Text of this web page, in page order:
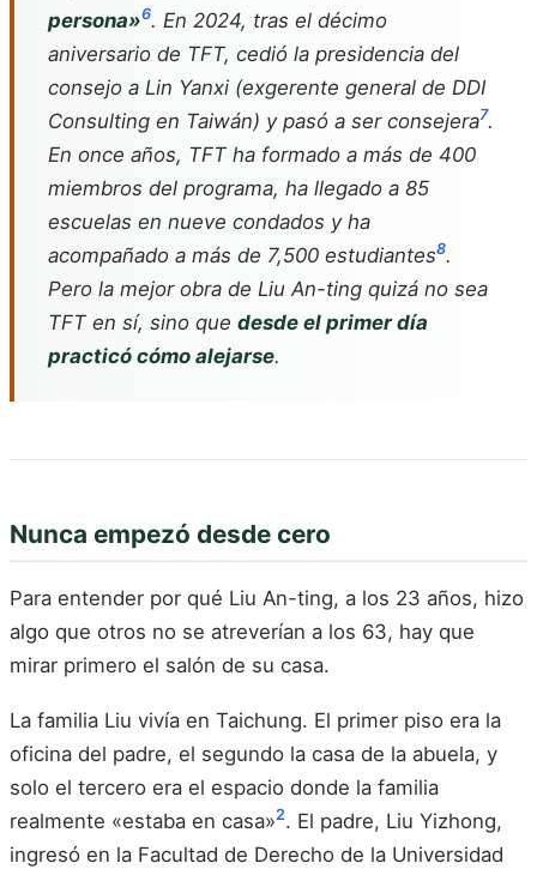
persona»6. En 2024, tras el décimo
aniversario de TFT, cedió la presidencia del
consejo a Lin Yanxi (exgerente general de DDI
Consulting en Taiwán) y pasó a ser consejera7.
En once años, TFT ha formado a más de 400
miembros del programa, ha llegado a 85
escuelas en nueve condados y ha
acompañado a más de 7,500 estudiantes8.
Pero la mejor obra de Liu An-ting quizá no sea
TFT en sí, sino que desde el primer día
practicó cómo alejarse.
Nunca empezó desde cero
Para entender por qué Liu An-ting, a los 23 años, hizo
algo que otros no se atreverían a los 63, hay que
mirar primero el salón de su casa.
La familia Liu vivía en Taichung. El primer piso era la
oficina del padre, el segundo la casa de la abuela, y
solo el tercero era el espacio donde la familia
realmente «estaba en casa»2. El padre, Liu Yizhong,
ingresó en la Facultad de Derecho de la Universidad